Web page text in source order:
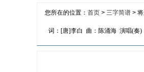
您所在的位置： 首页 > 三字简谱 >
词：[唐]李白 曲：陈涌海 演唱(奏)